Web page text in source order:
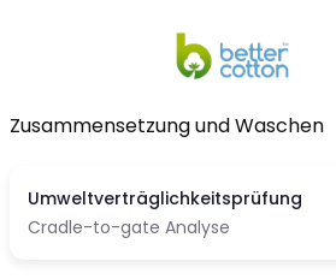
Zusammensetzung und Waschen